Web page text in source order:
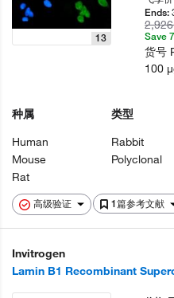
高级验证 1篇参考文献
13
种属
Human
Mouse
Rat
类型
Rabbit
Polyclonal
Ends:
Save
货号
100
Invitrogen
Lamin B1 Recombinant